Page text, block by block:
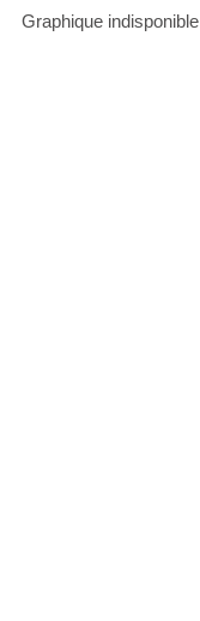
Graphique indisponible